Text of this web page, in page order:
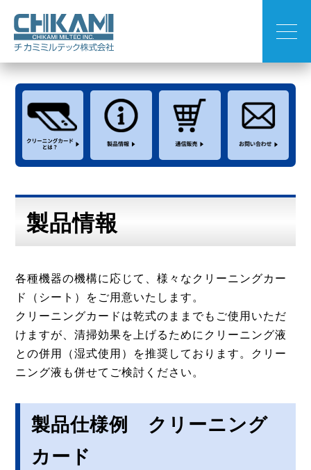
製品情報
各種機器の機構に応じて、様々なクリーニングカー
ド（シート）をご用意いたします。
クリーニングカードは乾式のままでもご使用いただ
けますが、清掃効果を上げるためにクリーニング液
との併用（湿式使用）を推奨しております。クリー
ニング液も併せてご検討ください。
製品仕様例 クリーニング
カード